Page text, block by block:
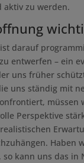
aktiv zu werden.
darauf
entwerfen – ein
uns früher
uns ständig mit
müssen
Perspektive
Haben
so kann uns das in